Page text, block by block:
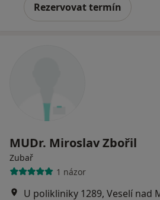
Rezervovat termín
MUDr. Miroslav Zbořil
Zubař
1 názor
U polikliniky 1289, Veselí nad